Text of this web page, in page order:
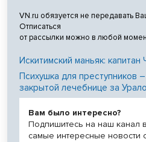
VN.ru обязуется не передавать
Отписаться
от рассылки можно в любой
Искитимский маньяк:
Психушка для преступников
закрытой лечебнице за
Вам было интересно?
Подпишитесь на наш канал
самые интересные новости